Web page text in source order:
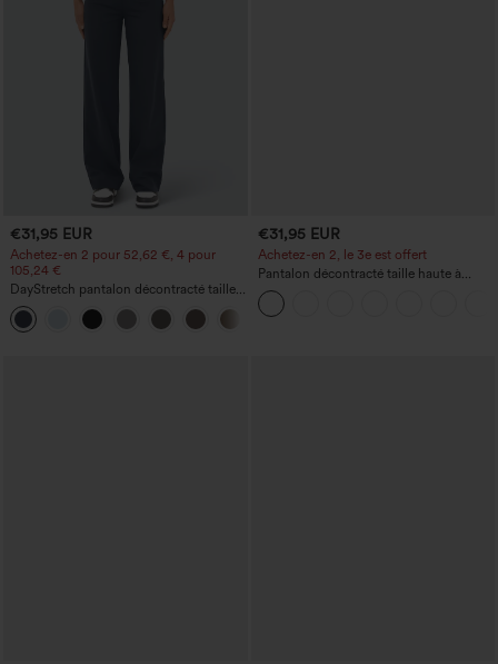
€31,95 EUR
Achetez-en 2 pour 52,62 €, 4 pour
105,24 €
DayStretch pantalon décontracté taille
haute avec poches et coupe droite
€31,95 EUR
Achetez-en 2, le 3e est offert
Pantalon décontracté taille haute à
cordon, coupe large en mélange de lin,
avec poches